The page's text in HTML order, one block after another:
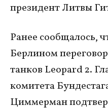
президент Литвы
Ранее сообщалось,
Берлином
танков Leopard 2.
комитета
Циммерман